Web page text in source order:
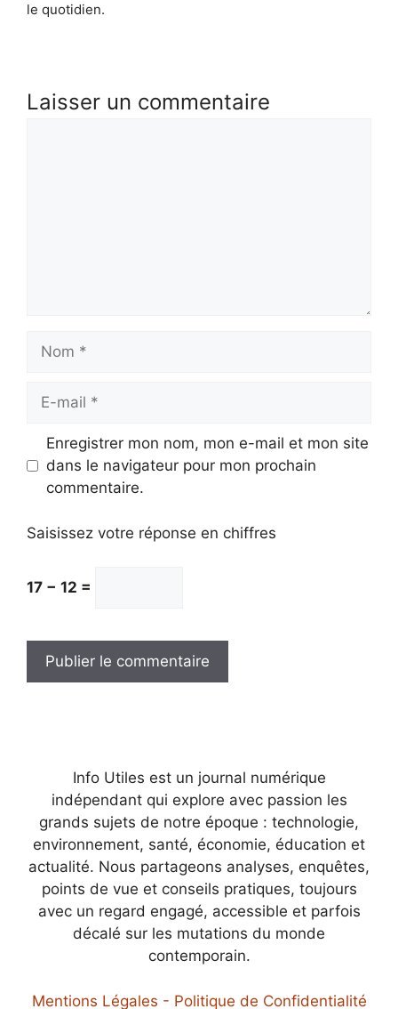
le quotidien.
Laisser un commentaire
Nom
Enregistrer mon nom, mon e-mail et mon site
dans le navigateur pour mon prochain
commentaire.
Saisissez votre réponse en chiffres
17 − 12 =
Info Utiles est un journal numérique
indépendant qui explore avec passion les
grands sujets de notre époque : technologie,
environnement, santé, économie, éducation et
actualité. Nous partageons analyses, enquêtes,
points de vue et conseils pratiques, toujours
avec un regard engagé, accessible et parfois
décalé sur les mutations du monde
contemporain.
Mentions Légales - Politique de Confidentialité